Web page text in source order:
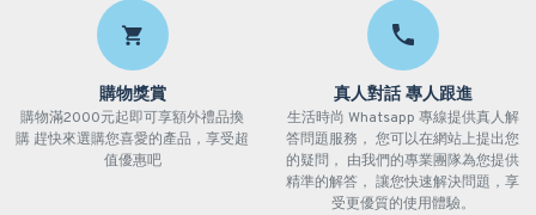
購物獎賞
購物滿2000元起即可享額外禮品換
購 趕快來選購您喜愛的產品，享受超
值優惠吧
真人對話 專人跟進
生活時尚 Whatsapp 專線提供真人解
答問題服務， 您可以在網站上提出您
的疑問， 由我們的專業團隊為您提供
精準的解答， 讓您快速解決問題，享
受更優質的使用體驗。